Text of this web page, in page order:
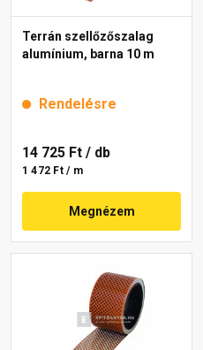
Terrán szellőzőszalag
alumínium, barna 10 m
Rendelésre
14 725 Ft / db
1 472 Ft / m
Megnézem